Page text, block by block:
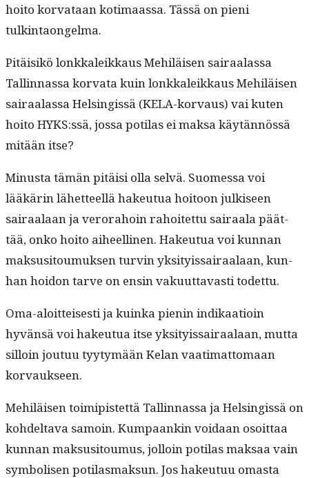
hoito kor­vataan koti­maas­sa. Tässä on pieni
tulkintaongelma.
Pitäisikö lonkkaleikkaus Mehiläisen sairaalas­sa
Tallinnas­sa kor­va­ta kuin lonkkaleikkaus Mehiläisen
sairaalas­sa Helsingis­sä (KELA-kor­vaus) vai kuten
hoito HYKS:ssä, jos­sa poti­las ei mak­sa käytän­nössä
mitään itse?
Minus­ta tämän pitäisi olla selvä. Suomes­sa voi
lääkärin lähet­teel­lä hakeu­tua hoitoon julkiseen
sairaalaan ja verora­hoin rahoitet­tu sairaala päät­
tää, onko hoito aiheelli­nen. Hakeu­tua voi kun­nan
mak­susi­toumuk­sen turvin yksi­tyis­sairaalaan, kun­
han hoidon tarve on ensin vaku­ut­tavasti todettu.
Oma-aloit­teis­es­ti ja kuin­ka pienin indikaa­tioin
hyvän­sä voi hakeu­tua itse yksi­tyis­sairaalaan, mut­ta
sil­loin joutuu tyy­tymään Kelan vaa­ti­mat­tomaan
korvaukseen.
Mehiläisen toimip­is­tet­tä Tallinnas­sa ja Helsingis­sä on
kohdelta­va samoin. Kumpaankin voidaan osoit­taa
kun­nan mak­susi­toumus, jol­loin poti­las mak­saa vain
sym­bol­isen poti­las­mak­sun. Jos hakeu­tuu omas­ta